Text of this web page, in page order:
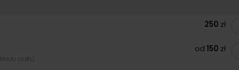
i zadowolenie.
250 zł
ciała),
od150 zł